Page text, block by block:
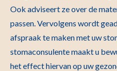
Ook adviseert ze over de
passen. Vervolgens wordt
afspraak te maken met uw
stomaconsulente maakt u
het effect hiervan op uw